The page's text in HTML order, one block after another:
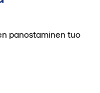
panostaminen tuo